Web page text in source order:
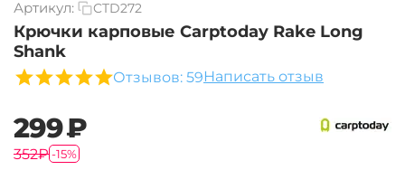
Артикул: CTD272
Крючки карповые Carptoday Rake Long
Shank
Отзывов: 59Написать отзыв
‍299‍₽
‍352‍₽-15%